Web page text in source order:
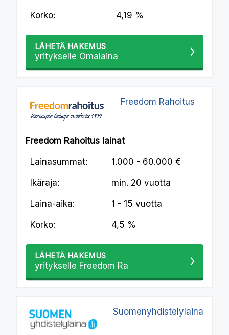
Korko: 4,19 %
LÄHETÄ HAKEMUS
yritykselle Omalaina
Freedom Rahoitus
Freedom Rahoitus lainat
Lainasummat: 1.000 - 60.000 €
Ikäraja: min. 20 vuotta
Laina-aika: 1 - 15 vuotta
Korko: 4,5 %
LÄHETÄ HAKEMUS
yritykselle Freedom Ra
Suomenyhdistelylaina